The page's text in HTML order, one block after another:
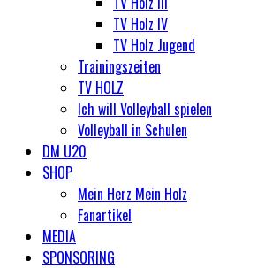
TV Holz IV
TV Holz Jugend
Trainingszeiten
TV HOLZ
Ich will Volleyball spielen
Volleyball in Schulen
DM U20
SHOP
Mein Herz Mein Holz
Fanartikel
MEDIA
SPONSORING